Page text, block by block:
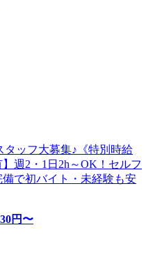
ッフ大募集♪《特別時給
週2・1日2h～OK！セルフ
で初バイト・未経験も安
円〜